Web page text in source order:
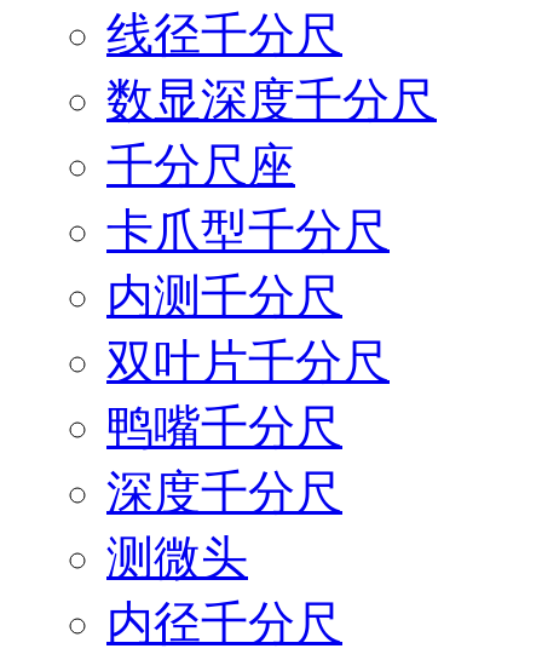
线径千分尺
数显深度千分尺
千分尺座
卡爪型千分尺
内测千分尺
双叶片千分尺
鸭嘴千分尺
深度千分尺
测微头
内径千分尺